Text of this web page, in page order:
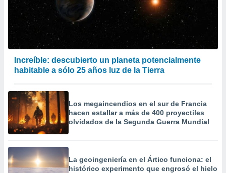
Increíble: descubierto un planeta potencialmente
habitable a sólo 25 años luz de la Tierra
Los megaincendios en el sur de Francia
hacen estallar a más de 400 proyectiles
olvidados de la Segunda Guerra Mundial
La geoingeniería en el Ártico funciona: el
histórico experimento que engrosó el hielo